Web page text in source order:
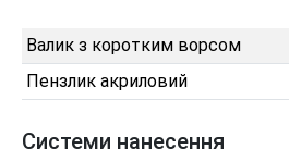
Валик з коротким ворсом
Пензлик акриловий
Системи нанесення